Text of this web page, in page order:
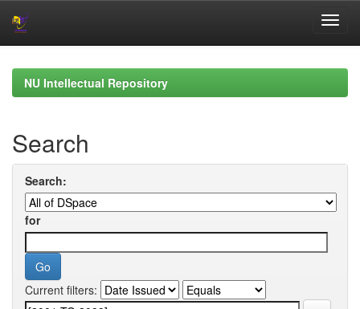
navigationNU Intellectual Repository
Search
Search:
for
Current filters: